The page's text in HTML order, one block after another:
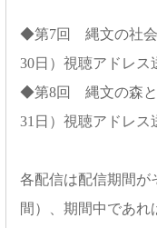
◆第7回 縄文の社会
30日）視聴アドレス
◆第8回 縄文の森と
31日）視聴アドレス
各配信は配信期間が
間）、期間中であれ